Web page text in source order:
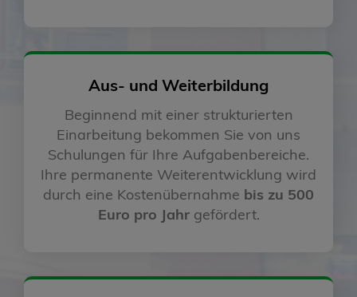
Aus- und Weiterbildung
Beginnend mit einer strukturierten
Einarbeitung bekommen Sie von uns
Schulungen für Ihre Aufgabenbereiche.
Ihre permanente Weiterentwicklung wird
durch eine Kostenübernahme bis zu 500
Euro pro Jahrgefördert.